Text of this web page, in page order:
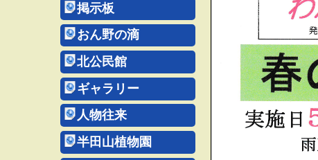
掲示板
おん野の滴
北公民館
ギャラリー
人物往来
半田山植物園